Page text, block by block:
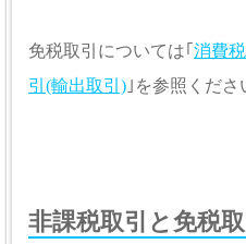
免税取引については｢ 消費
引(輸出取引) ｣を参照くださ
非課税取引と免税